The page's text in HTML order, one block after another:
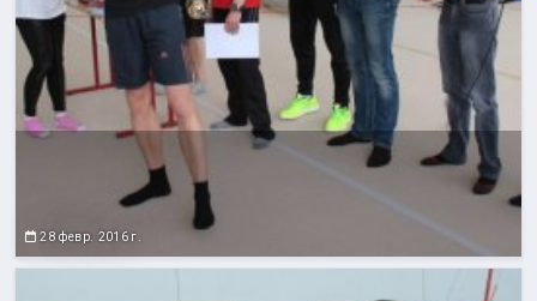
28 февр. 2016 г.